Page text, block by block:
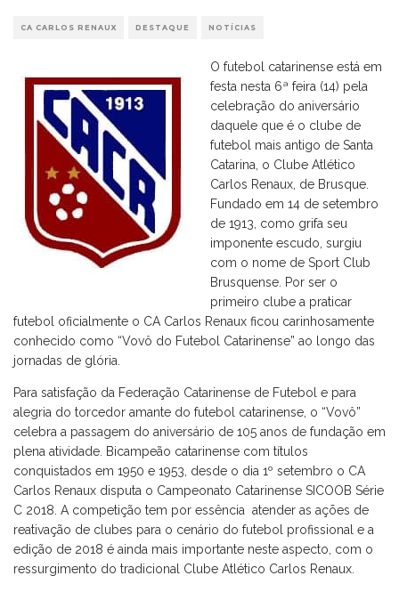
CA CARLOS RENAUX DESTAQUE NOTÍCIAS
O futebol catarinense está em
festa nesta 6ª feira (14) pela
celebração do aniversário
daquele que é o clube de
futebol mais antigo de Santa
Catarina, o Clube Atlético
Carlos Renaux, de Brusque.
Fundado em 14 de setembro
de 1913, como grifa seu
imponente escudo, surgiu
com o nome de Sport Club
Brusquense. Por ser o
primeiro clube a praticar
futebol oficialmente o CA Carlos Renaux ficou carinhosamente
conhecido como “Vovô do Futebol Catarinense” ao longo das
jornadas de glória.
Para satisfação da Federação Catarinense de Futebol e para
alegria do torcedor amante do futebol catarinense, o “Vovô”
celebra a passagem do aniversário de 105 anos de fundação em
plena atividade. Bicampeão catarinense com títulos
conquistados em 1950 e 1953, desde o dia 1º setembro o CA
Carlos Renaux disputa o Campeonato Catarinense SICOOB Série
C 2018. A competição tem por essência atender as ações de
reativação de clubes para o cenário do futebol profissional e a
edição de 2018 é ainda mais importante neste aspecto, com o
ressurgimento do tradicional Clube Atlético Carlos Renaux.